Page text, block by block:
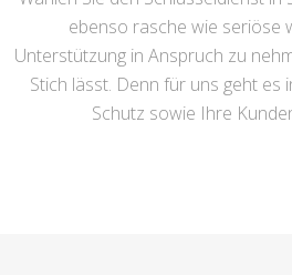
ebenso rasche wie seriöse
Unterstützung in Anspruch zu
Stich lässt. Denn für uns geht es
Schutz sowie Ihre